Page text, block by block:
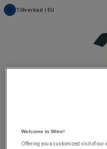
Tillverkad i EU
Welcome to Witre!
Offering you a customized visit of our